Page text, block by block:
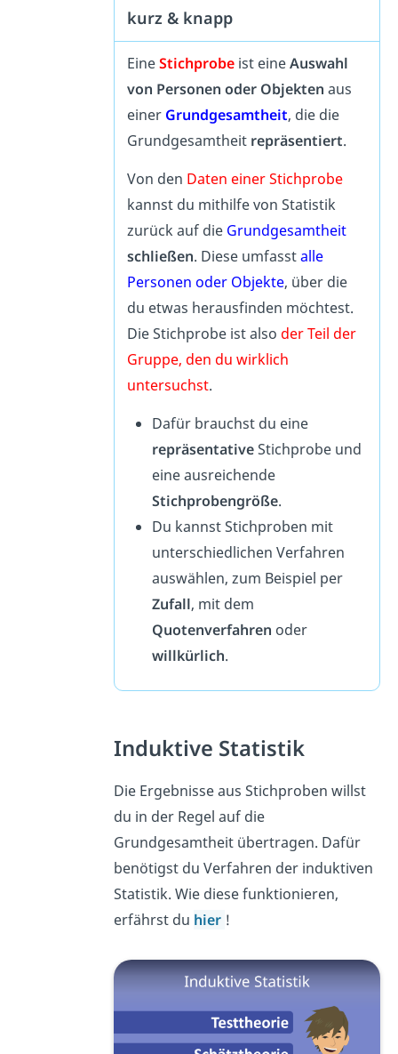
kurz & knapp
EineStichprobe ist eineAuswahl
von Personen oder Objekten aus
einer Grundgesamtheit, die die
Grundgesamtheit repräsentiert.
Von den Daten einer Stichprobe
kannst du mithilfe von Statistik
zurück auf die Grundgesamtheit
schließen. Diese umfasstalle
Personen oder Objekte, über die
du etwas herausfinden möchtest.
Die Stichprobe ist also der Teil der
Gruppe, den du wirklich
untersuchst.
Dafür brauchst du eine
repräsentativeStichprobe und
eine ausreichende
Stichprobengröße.
Du kannst Stichproben mit
unterschiedlichen Verfahren
auswählen, zum Beispiel per
Zufall, mit dem
Quotenverfahren oder
willkürlich.
Induktive Statistik
Die Ergebnisse aus Stichproben willst
du in der Regel auf die
Grundgesamtheit übertragen. Dafür
benötigst du Verfahren der induktiven
Statistik. Wie diese funktionieren,
erfährst du hier !